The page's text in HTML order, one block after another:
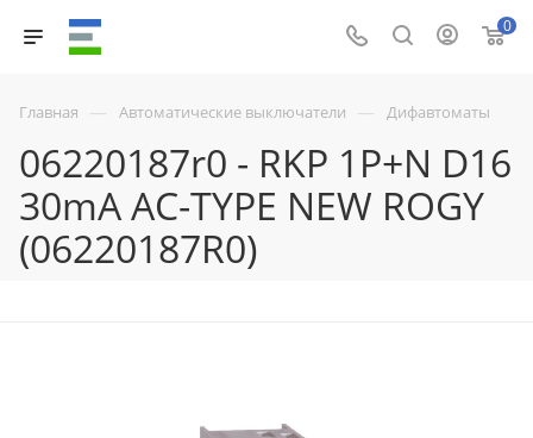
0
Главная — Автоматические выключатели — Дифавтоматы
06220187r0 - RKP 1P+N D16
30mA AC-TYPE NEW ROGY
(06220187R0)